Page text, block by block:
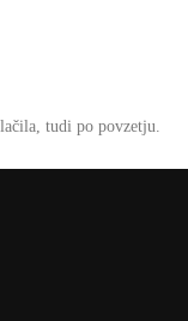
tudi po povzetju.